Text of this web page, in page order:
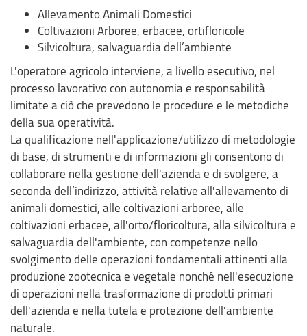
Allevamento Animali Domestici
Coltivazioni Arboree, erbacee, ortifloricole
Silvicoltura, salvaguardia dell’ambiente
L'operatore agricolo interviene, a livello esecutivo, nel
processo lavorativo con autonomia e responsabilità
limitate a ciò che prevedono le procedure e le metodiche
della sua operatività.
La qualificazione nell'applicazione/utilizzo di metodologie
di base, di strumenti e di informazioni gli consentono di
collaborare nella gestione dell'azienda e di svolgere, a
seconda dell’indirizzo, attività relative all'allevamento di
animali domestici, alle coltivazioni arboree, alle
coltivazioni erbacee, all'orto/floricoltura, alla silvicoltura e
salvaguardia dell'ambiente, con competenze nello
svolgimento delle operazioni fondamentali attinenti alla
produzione zootecnica e vegetale nonché nell'esecuzione
di operazioni nella trasformazione di prodotti primari
dell'azienda e nella tutela e protezione dell'ambiente
naturale.